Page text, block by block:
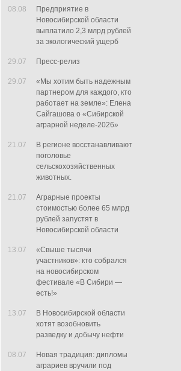
08.08
Предприятие в
Новосибирской области
выплатило 2,3 млрд рублей
за экологический ущерб
29.07 Пресс-релиз
29.07
«Мы хотим быть надежным
партнером для каждого, кто
работает на земле»: Елена
Сайгашова о «Сибирской
аграрной неделе-2026»
21.07
В регионе восстанавливают
поголовье
сельскохозяйственных
животных.
21.07
Аграрные проекты
стоимостью более 65 млрд
рублей запустят в
Новосибирской области
13.07
«Свыше тысячи
участников»: кто собрался
на новосибирском
фестивале «В Сибири —
есть!»
13.07
В Новосибирской области
хотят возобновить
разведку и добычу нефти
08.07
Новая традиция: дипломы
аграриев вручили под